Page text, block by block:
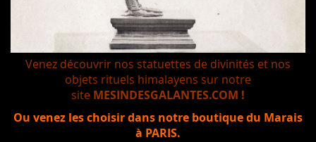
Venez découvrir nos statuettes de divinités et nos
objets rituels himalayens sur notre
site MESINDESGALANTES.COM !
Ou venez les choisir dans notre boutique du Marais
à PARIS.